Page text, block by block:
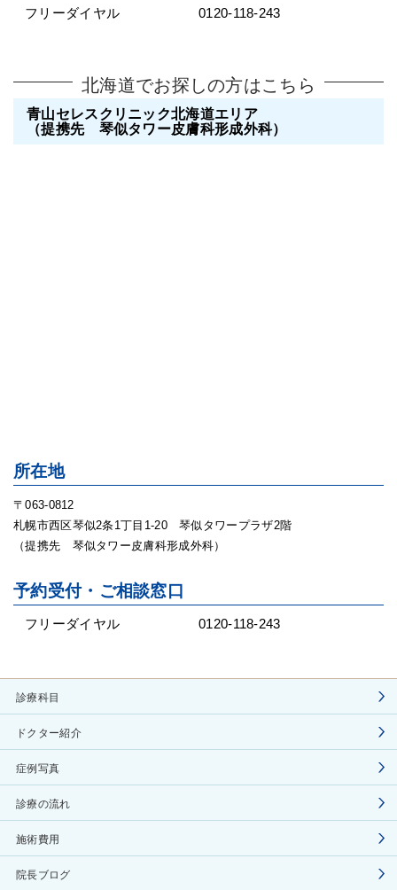
フリーダイヤル 0120-118-243
北海道でお探しの方はこちら
青山セレスクリニック北海道エリア
（提携先 琴似タワー皮膚科形成外科）
所在地
〒063-0812
札幌市西区琴似2条1丁目1-20 琴似タワープラザ2階
（提携先 琴似タワー皮膚科形成外科）
予約受付・ご相談窓口
フリーダイヤル 0120-118-243
診療科目
ドクター紹介
症例写真
診療の流れ
施術費用
院長ブログ